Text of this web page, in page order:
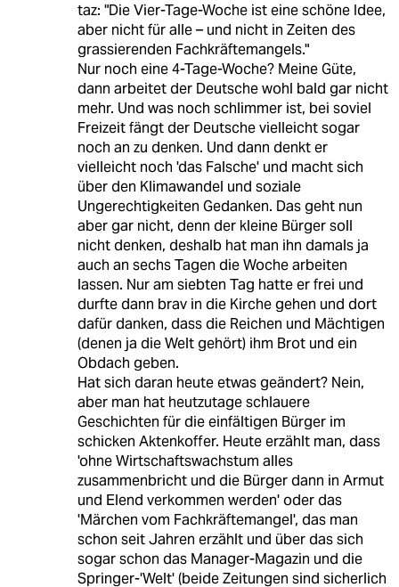
taz: "Die Vier-Tage-Woche ist eine schöne Idee,
aber nicht für alle – und nicht in Zeiten des
grassierenden Fachkräftemangels."
Nur noch eine 4-Tage-Woche? Meine Güte,
dann arbeitet der Deutsche wohl bald gar nicht
mehr. Und was noch schlimmer ist, bei soviel
Freizeit fängt der Deutsche vielleicht sogar
noch an zu denken. Und dann denkt er
vielleicht noch 'das Falsche' und macht sich
über den Klimawandel und soziale
Ungerechtigkeiten Gedanken. Das geht nun
aber gar nicht, denn der kleine Bürger soll
nicht denken, deshalb hat man ihn damals ja
auch an sechs Tagen die Woche arbeiten
lassen. Nur am siebten Tag hatte er frei und
durfte dann brav in die Kirche gehen und dort
dafür danken, dass die Reichen und Mächtigen
(denen ja die Welt gehört) ihm Brot und ein
Obdach geben.
Hat sich daran heute etwas geändert? Nein,
aber man hat heutzutage schlauere
Geschichten für die einfältigen Bürger im
schicken Aktenkoffer. Heute erzählt man, dass
'ohne Wirtschaftswachstum alles
zusammenbricht und die Bürger dann in Armut
und Elend verkommen werden' oder das
'Märchen vom Fachkräftemangel', das man
schon seit Jahren erzählt und über das sich
sogar schon das Manager-Magazin und die
Springer-'Welt' (beide Zeitungen sind sicherlich